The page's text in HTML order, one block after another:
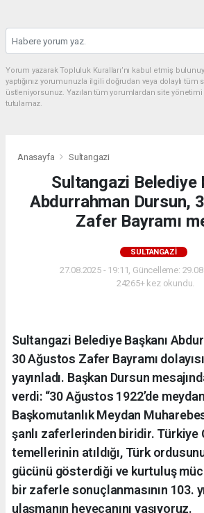
Yorum yazarak Topluluk Kuralları’nı kabul etmiş
yaptığınız yorumunuzla ilgili doğrudan veya dolaylı tüm
üstleniyorsunuz. Yazılan tüm yorumlardan site
tutulamaz.
Anasayfa Sultangazi
Sultangazi Belediye
Abdurrahman Dursun,
Zafer Bayramı
SULTANGAZI
27.08.2025 - 19:11, Güncelleme:
24265+ kez okundu.
Sultangazi Belediye Başkanı
30 Ağustos Zafer Bayramı
yayınladı. Başkan Dursun
verdi: “30 Ağustos 1922’de
Başkomutanlık Meydan
şanlı zaferlerinden biridir. Türkiye
temellerinin atıldığı, Türk
gücünü gösterdiği ve kurtuluş
bir zaferle sonuçlanmasının 103.
ulaşmanın heyecanını yaşıyoruz.